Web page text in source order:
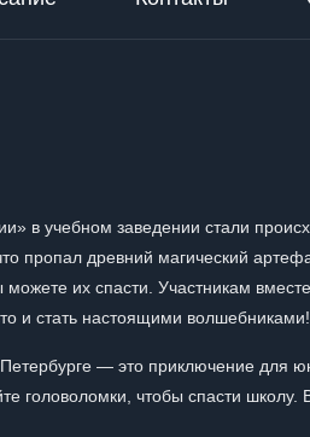
в учебном заведении стали
пропал древний магический
их спасти. Участникам
и стать настоящими волшебниками!
— это приключение для
головоломки, чтобы спасти школу.